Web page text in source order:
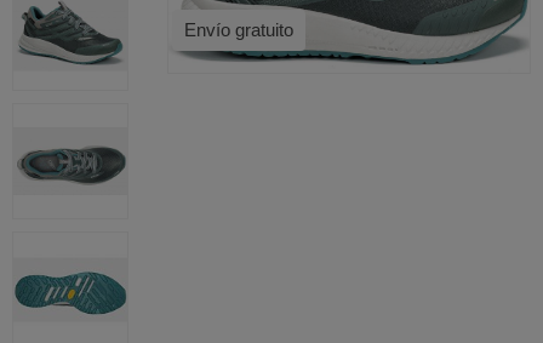
Envío gratuito